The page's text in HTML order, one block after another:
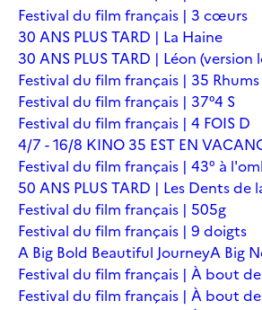
Festival du film français | 3 cœurs
30 ANS PLUS TARD | La Haine
30 ANS PLUS TARD | Léon (version
Festival du film français | 35 Rhums
Festival du film français | 37°4 S
Festival du film français | 4 FOIS D
4/7 - 16/8 KINO 35 EST EN
Festival du film français | 43° à
50 ANS PLUS TARD | Les Dents de
Festival du film français | 505g
Festival du film français | 9 doigts
A Big Bold Beautiful JourneyA Big
Festival du film français | À bout
Festival du film français | À bout